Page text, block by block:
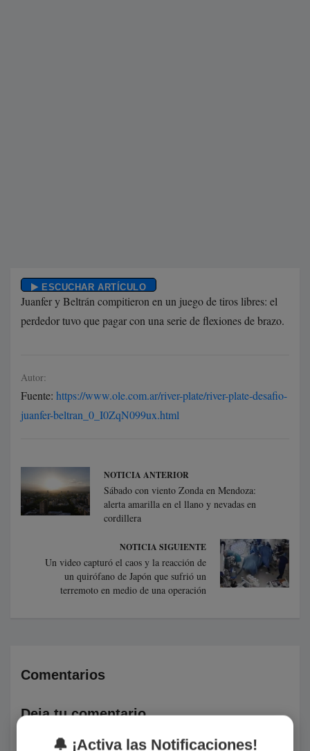
ESCUCHAR ARTÍCULO
Juanfer y Beltrán compitieron en un juego de tiros libres: el
perdedor tuvo que pagar con una serie de flexiones de brazo.
Autor:
Fuente: https://www.ole.com.ar/river-plate/river-plate-desafio-
juanfer-beltran_0_I0ZqN099ux.html
NOTICIA ANTERIOR
Sábado con viento Zonda en Mendoza:
alerta amarilla en el llano y nevadas en
cordillera
NOTICIA SIGUIENTE
Un video capturó el caos y la reacción de
un quirófano de Japón que sufrió un
terremoto en medio de una operación
Comentarios
Deja tu comentario
🔔 ¡Activa las Notificaciones!